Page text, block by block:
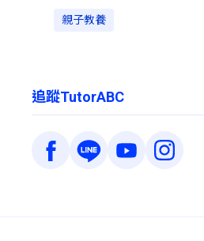
親子教養
追蹤TutorABC